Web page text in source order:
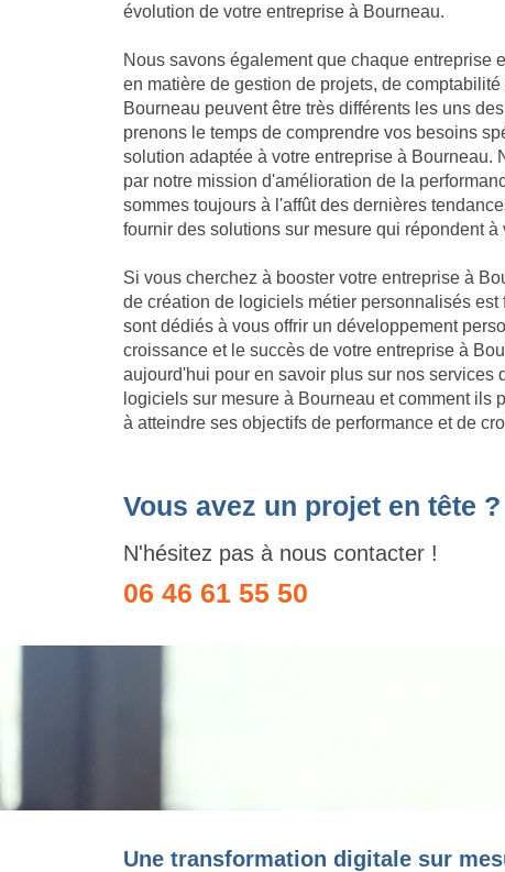
évolution de votre entreprise à Bourneau.
Nous savons également que chaque entreprise
en matière de gestion de projets, de
Bourneau peuvent être très différents les uns
prenons le temps de comprendre vos besoins
solution adaptée à votre entreprise à Bourneau.
par notre mission d'amélioration de la
sommes toujours à l'affût des dernières
fournir des solutions sur mesure qui répondent à
Si vous cherchez à booster votre entreprise à
de création de logiciels métier personnalisés est
sont dédiés à vous offrir un développement
croissance et le succès de votre entreprise à
aujourd'hui pour en savoir plus sur nos services
logiciels sur mesure à Bourneau et comment ils
à atteindre ses objectifs de performance et de
Vous avez un projet en tête ?
N'hésitez pas à nous contacter !
06 46 61 55 50
Une transformation digitale sur